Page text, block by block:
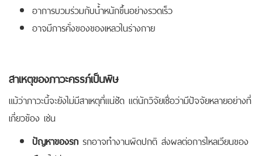
อาการบวมร่วมกับน้ำหนักขึ้นอย่างรวดเร็ว
อาจมีการคั่งของของเหลวในร่างกาย
สาเหตุของภาวะครรภ์เป็นพิษ
แม้ว่าภาวะนี้จะยังไม่มีสาเหตุที่แน่ชัด แต่นักวิจัยเชื่อว่ามีปัจจัยหลายอย่างที่
เกี่ยวข้อง เช่น
ปัญหาของรก รกอาจทำงานผิดปกติ ส่งผลต่อการไหลเวียนของ